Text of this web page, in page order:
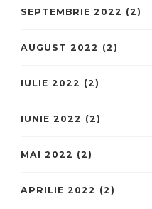
SEPTEMBRIE 2022 (2)
AUGUST 2022 (2)
IULIE 2022 (2)
IUNIE 2022 (2)
MAI 2022 (2)
APRILIE 2022 (2)